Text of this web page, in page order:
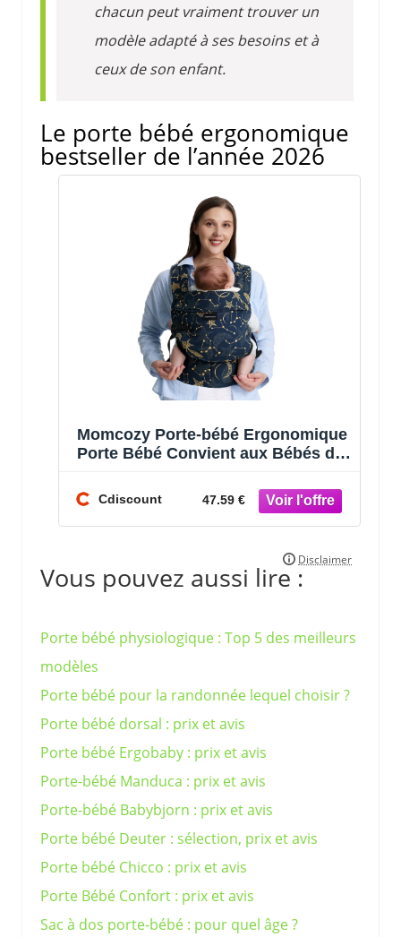
chacun peut vraiment trouver un
modèle adapté à ses besoins et à
ceux de son enfant.
Le porte bébé ergonomique
bestseller de l’année 2026
Momcozy Porte-bébé Ergonomique
Porte Bébé Convient aux Bébés de
Cdiscount 47.59 €
Vous pouvez aussi lire :
Porte bébé physiologique : Top 5 des meilleurs
modèles
Porte bébé pour la randonnée lequel choisir ?
Porte bébé dorsal : prix et avis
Porte bébé Ergobaby : prix et avis
Porte-bébé Manduca : prix et avis
Porte-bébé Babybjorn : prix et avis
Porte bébé Deuter : sélection, prix et avis
Porte bébé Chicco : prix et avis
Porte Bébé Confort : prix et avis
Sac à dos porte-bébé : pour quel âge ?